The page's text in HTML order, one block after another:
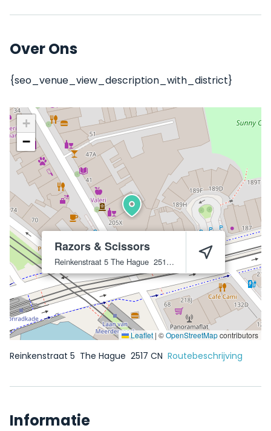
Over Ons
{seo_venue_view_description_with_district}
Razors & Scissors
Reinkenstraat 5 The Hague 2517 CN
+
−
Leaflet | ©OpenStreetMapcontributors
Reinkenstraat 5 The Hague 2517 CN Routebeschrijving
Informatie